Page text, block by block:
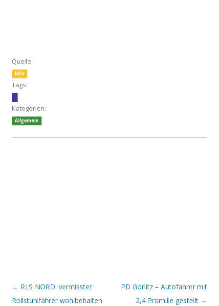
Quelle:
Info
Tags:
Kategorien:
Allgemein
Beitrags-Navigation
← RLS NORD: vermisster
Rollstuhlfahrer wohlbehalten
PD Görlitz – Autofahrer mit
2,4 Promille gestellt →